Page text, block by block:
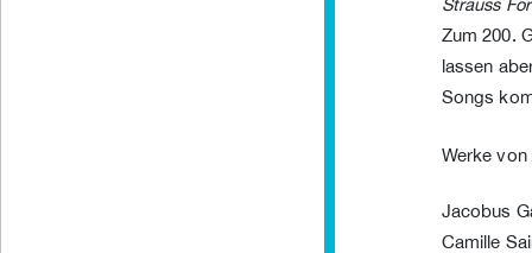
Strauss
Zum 200.
lassen
Songs
Werke von
Jacobus
Camille